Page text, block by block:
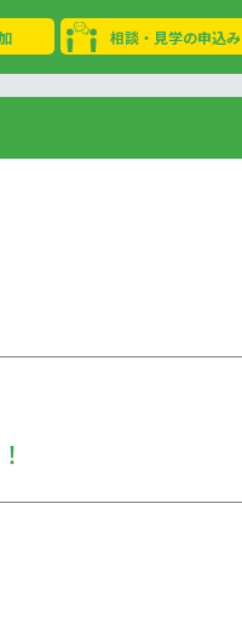
相談・見学の申込み